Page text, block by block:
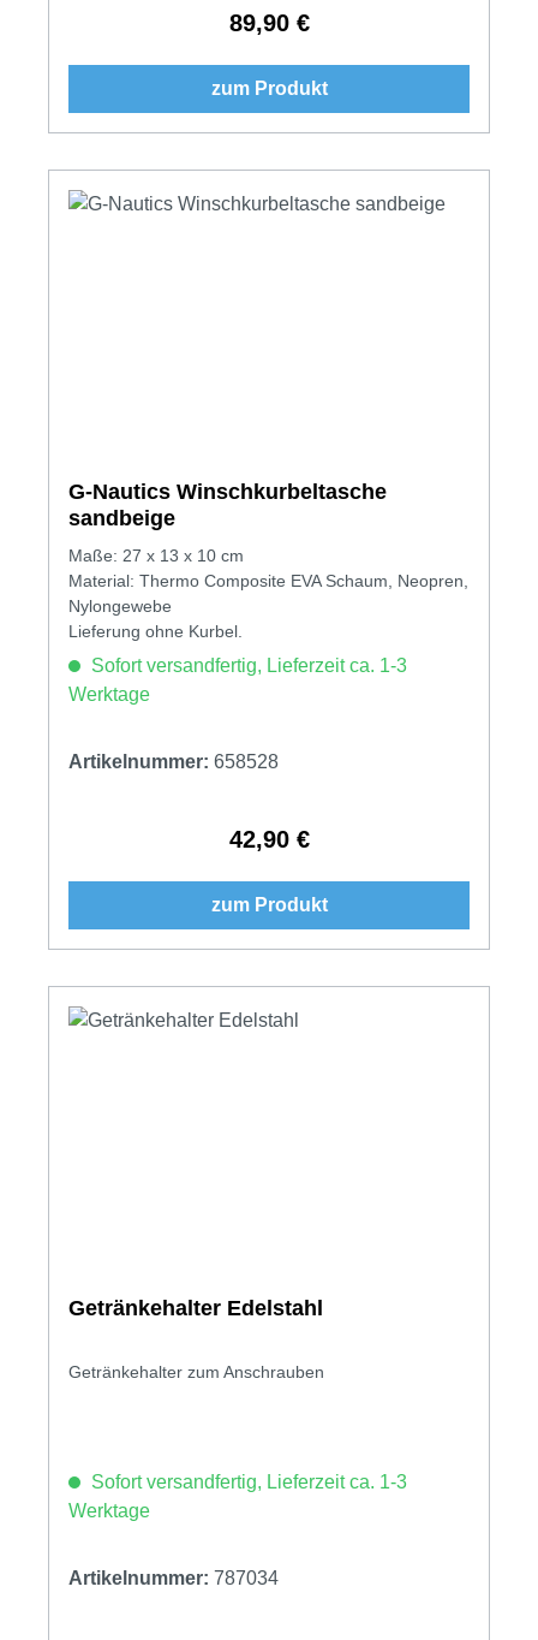
Regulärer Preis:
89,90 €
zum Produkt
G-Nautics Winschkurbeltasche
sandbeige
Maße: 27 x 13 x 10 cm
Material: Thermo Composite EVA Schaum, Neopren,
Nylongewebe
Lieferung ohne Kurbel.
Sofort versandfertig, Lieferzeit ca. 1-3
Werktage
Artikelnummer: 658528
Regulärer Preis:
42,90 €
zum Produkt
Getränkehalter Edelstahl
Getränkehalter zum Anschrauben
Sofort versandfertig, Lieferzeit ca. 1-3
Werktage
Artikelnummer: 787034